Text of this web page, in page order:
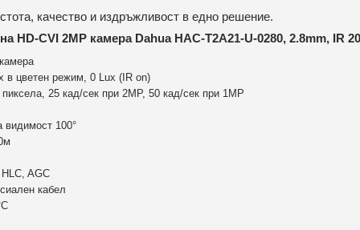
качество и издръжливост в едно решение.
HD-CVI 2MP камера Dahua HAC-T2A21-U-0280, 2.8mm, IR
в цветен режим, 0 Lux (IR on)
25 кад/сек при 2MP, 50 кад/сек при 1MP
видимост 100°
AGC
кабел